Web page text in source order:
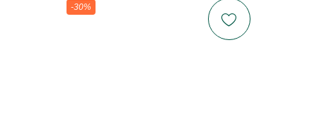
-30%